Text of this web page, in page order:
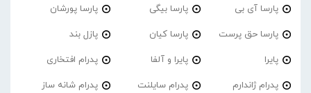
پارسا آی بی پارسا بیگی پارسا پورشان
پارسا حق پرست پارسا کیان پازل بند
پایرا پایرا و آلفا پدرام افتخاری
پدرام ژاندارم پدرام‌ سایلنت پدرام شانه ساز